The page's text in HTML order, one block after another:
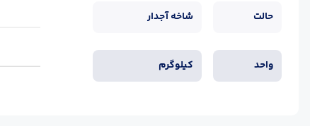
حالت شاخه آجدار
واحد کیلوگرم